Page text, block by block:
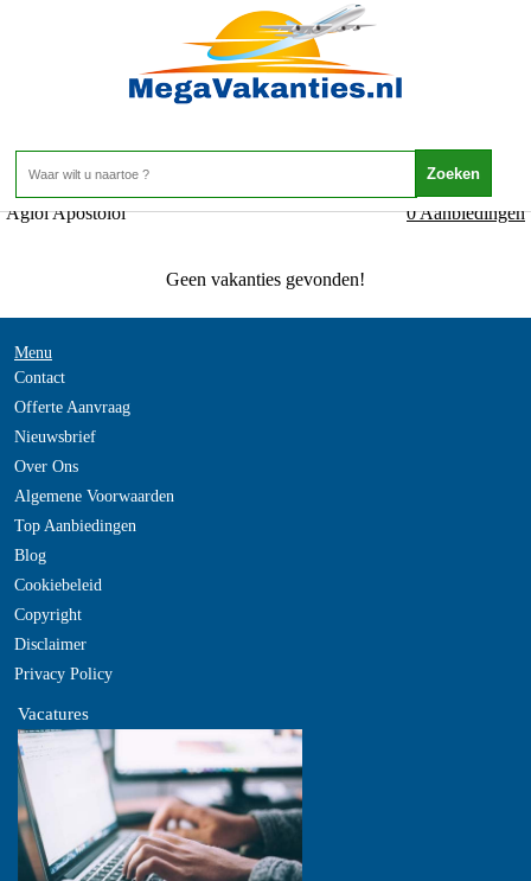
Home>
Agioi Apostoloi 0 Aanbiedingen
Geen vakanties gevonden!
Menu
Contact
Offerte Aanvraag
Nieuwsbrief
Over Ons
Algemene Voorwaarden
Top Aanbiedingen
Blog
Cookiebeleid
Copyright
Disclaimer
Privacy Policy
Vacatures